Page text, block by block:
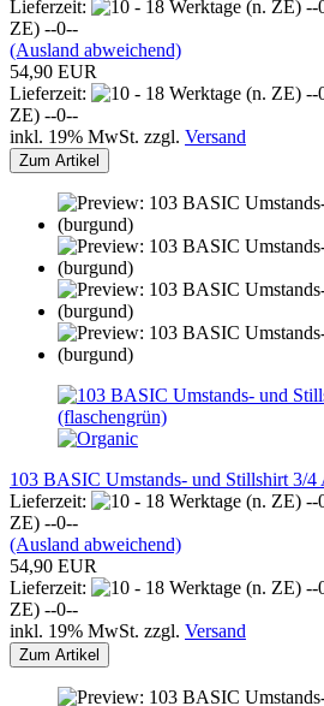
Lieferzeit:
ZE) --0--
(Ausland abweichend)
54,90 EUR
Lieferzeit:
ZE) --0--
inkl. 19% MwSt. zzgl. Versand
Zum Artikel
103 BASIC Umstands- und Stillshirt 3/4
Lieferzeit:
ZE) --0--
(Ausland abweichend)
54,90 EUR
Lieferzeit:
ZE) --0--
inkl. 19% MwSt. zzgl. Versand
Zum Artikel